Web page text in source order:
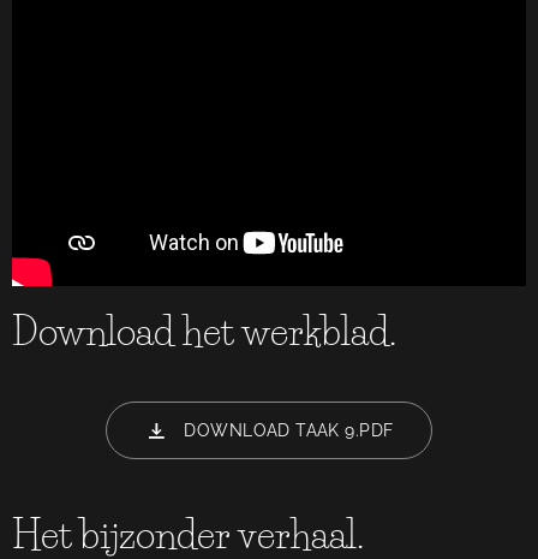
Download het werkblad.
DOWNLOAD TAAK 9.PDF
Het bijzonder verhaal.